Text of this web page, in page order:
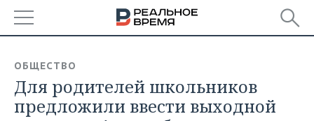
БАШКОРТОСТАН
ТАТАРСТАН
НОВОСТИ
АНАЛИТИКА
ОБЩЕСТВО
Для родителей школьников
предложили ввести выходной